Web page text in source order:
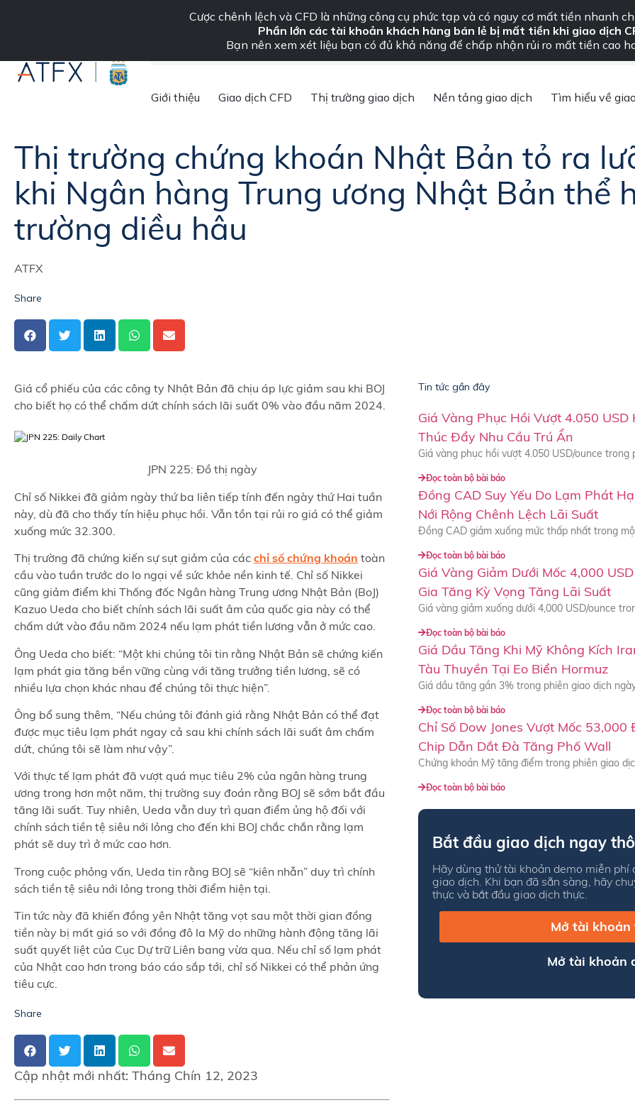
Thông báo quan trọng – Vui lòng đọc ngay
Cược chênh lệch và CFD là những công cụ phức tạp và có nguy cơ mất tiền nhanh
Phần lớn các tài khoản khách hàng bán lẻ bị mất tiền khi giao dịch
Bạn nên xem xét liệu bạn có đủ khả năng để chấp nhận rủi ro mất tiền cao
Liên hệ chúng tôi
Giới thiệu Giao dịch CFD Thị trường giao dịch Nền tảng giao dịch Tìm hiểu về
Phân tích thị trường
Thị trường chứng khoán Nhật Bản tỏ ra
khi Ngân hàng Trung ương Nhật Bản thể
trường diều hâu
ATFX
Share
Giá cổ phiếu của các công ty Nhật Bản đã chịu áp lực giảm sau khi BOJ
cho biết họ có thể chấm dứt chính sách lãi suất 0% vào đầu năm 2024.
JPN 225: Đồ thị ngày
Chỉ số Nikkei đã giảm ngày thứ ba liên tiếp tính đến ngày thứ Hai tuần
này, dù đã cho thấy tín hiệu phục hồi. Vẫn tồn tại rủi ro giá có thể giảm
xuống mức 32.300.
Thị trường đã chứng kiến sự sụt giảm của các chỉ số chứng khoán toàn
cầu vào tuần trước do lo ngại về sức khỏe nền kinh tế. Chỉ số Nikkei
cũng giảm điểm khi Thống đốc Ngân hàng Trung ương Nhật Bản (BoJ)
Kazuo Ueda cho biết chính sách lãi suất âm của quốc gia này có thể
chấm dứt vào đầu năm 2024 nếu lạm phát tiền lương vẫn ở mức cao.
Ông Ueda cho biết: “Một khi chúng tôi tin rằng Nhật Bản sẽ chứng kiến
lạm phát gia tăng bền vững cùng với tăng trưởng tiền lương, sẽ có
nhiều lựa chọn khác nhau để chúng tôi thực hiện”.
Ông bổ sung thêm, “Nếu chúng tôi đánh giá rằng Nhật Bản có thể đạt
được mục tiêu lạm phát ngay cả sau khi chính sách lãi suất âm chấm
dứt, chúng tôi sẽ làm như vậy”.
Với thực tế lạm phát đã vượt quá mục tiêu 2% của ngân hàng trung
ương trong hơn một năm, thị trường suy đoán rằng BOJ sẽ sớm bắt đầu
tăng lãi suất. Tuy nhiên, Ueda vẫn duy trì quan điểm ủng hộ đối với
chính sách tiền tệ siêu nới lỏng cho đến khi BOJ chắc chắn rằng lạm
phát sẽ duy trì ở mức cao hơn.
Trong cuộc phỏng vấn, Ueda tin rằng BOJ sẽ “kiên nhẫn” duy trì chính
sách tiền tệ siêu nới lỏng trong thời điểm hiện tại.
Tin tức này đã khiến đồng yên Nhật tăng vọt sau một thời gian đồng
tiền này bị mất giá so với đồng đô la Mỹ do những hành động tăng lãi
suất quyết liệt của Cục Dự trữ Liên bang vừa qua. Nếu chỉ số lạm phát
của Nhật cao hơn trong báo cáo sắp tới, chỉ số Nikkei có thể phản ứng
tiêu cực.
Share
Cập nhật mới nhất: Tháng Chín 12, 2023
Tin tức gần đây
Giá Vàng Phục Hồi Vượt 4.050
Thúc Đẩy Nhu Cầu Trú Ẩn
Giá vàng phục hồi vượt 4.050 USD/ounce
Đọc toàn bộ bài báo
Đồng CAD Suy Yếu Do Lạm Phát
Nới Rộng Chênh Lệch Lãi Suất
Đồng CAD giảm xuống mức thấp nhất trong
Đọc toàn bộ bài báo
Giá Vàng Giảm Dưới Mốc 4,000
Gia Tăng Kỳ Vọng Tăng Lãi Suất
Giá vàng giảm xuống dưới 4,000 USD/ounce
Đọc toàn bộ bài báo
Giá Dầu Tăng Khi Mỹ Không Kích
Tàu Thuyền Tại Eo Biển Hormuz
Giá dầu tăng gần 3% trong phiên giao dịch
Đọc toàn bộ bài báo
Chỉ Số Dow Jones Vượt Mốc 53,000
Chip Dẫn Dắt Đà Tăng Phố Wall
Chứng khoán Mỹ tăng điểm trong phiên giao
Đọc toàn bộ bài báo
Bắt đầu giao dịch ngay
Hãy dùng thử tài khoản demo miễn
giao dịch. Khi bạn đã sẵn sàng, hãy
thực và bắt đầu giao dịch thực.
Mở tài khoản
Mở tài khoản